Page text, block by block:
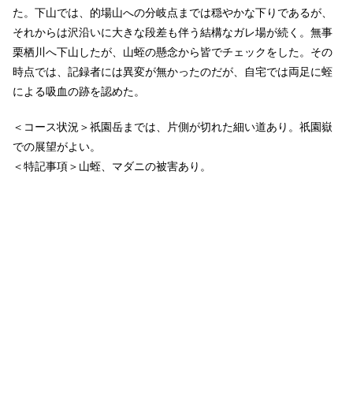
た。下山では、的場山への分岐点までは穏やかな下りであるが、
それからは沢沿いに大きな段差も伴う結構なガレ場が続く。無事
栗栖川へ下山したが、山蛭の懸念から皆でチェックをした。その
時点では、記録者には異変が無かったのだが、自宅では両足に蛭
による吸血の跡を認めた。
＜コース状況＞祇園岳までは、片側が切れた細い道あり。祇園嶽
での展望がよい。
＜特記事項＞山蛭、マダニの被害あり。